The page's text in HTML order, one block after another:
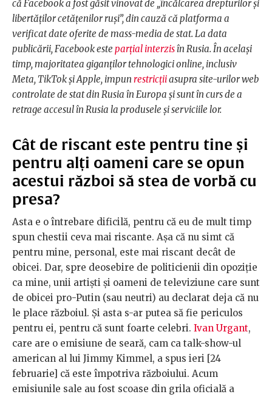
că Facebook a fost găsit vinovat de „încălcarea drepturilor și
libertăților cetățenilor ruși”, din cauză că platforma a
verificat date oferite de mass-media de stat. La data
publicării, Facebook este parțial interzisîn Rusia. În același
timp, majoritatea giganților tehnologici online, inclusiv
Meta, TikTok și Apple, impun restricțiiasupra site-urilor web
controlate de stat din Rusia în Europa și sunt în curs de a
retrage accesul în Rusia la produsele și serviciile lor.
Cât de riscant este pentru tine și
pentru alți oameni care se opun
acestui război să stea de vorbă cu
presa?
Asta e o întrebare dificilă, pentru că eu de mult timp
spun chestii ceva mai riscante. Așa că nu simt că
pentru mine, personal, este mai riscant decât de
obicei. Dar, spre deosebire de politicienii din opoziție
ca mine, unii artiști și oameni de televiziune care sunt
de obicei pro-Putin (sau neutri) au declarat deja că nu
le place războiul. Și asta s-ar putea să fie periculos
pentru ei, pentru că sunt foarte celebri. Ivan Urgant,
care are o emisiune de seară, cam ca talk-show-ul
american al lui Jimmy Kimmel, a spus ieri [24
februarie] că este împotriva războiului. Acum
emisiunile sale au fost scoase din grila oficială a